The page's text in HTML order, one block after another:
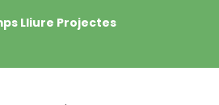
Lliure Projectes